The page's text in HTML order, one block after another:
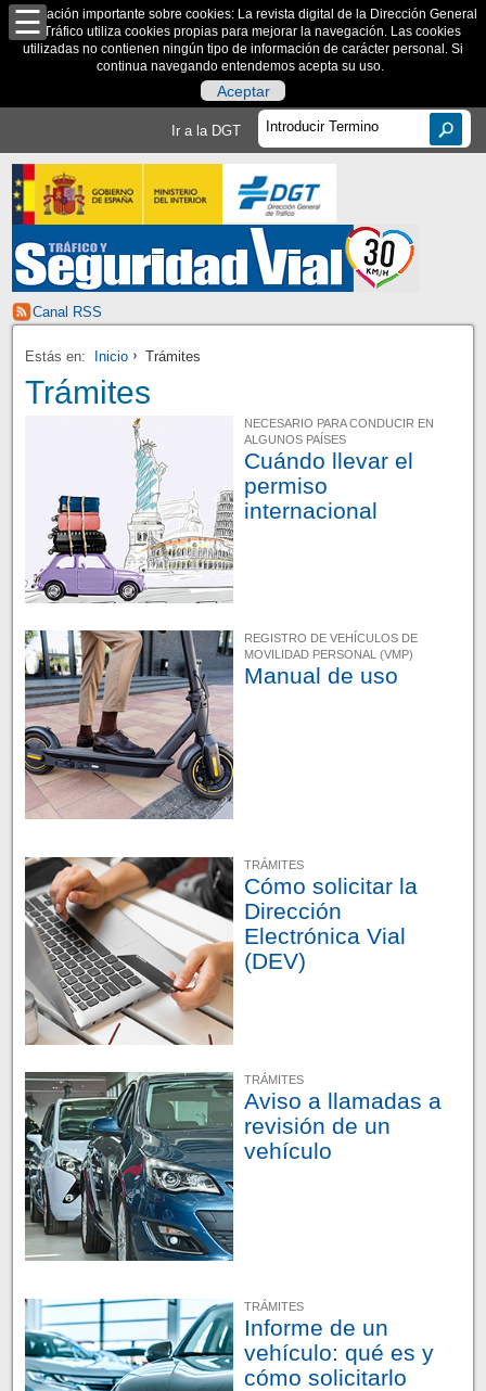
Información importante sobre cookies: La revista digital de la Dirección General
de Tráfico utiliza cookies propias para mejorar la navegación. Las cookies
utilizadas no contienen ningún tipo de información de carácter personal. Si
continua navegando entendemos acepta su uso.
Aceptar
Ir a la DGT
Canal RSS
Estás en: Inicio Trámites
Trámites
NECESARIO PARA CONDUCIR EN
ALGUNOS PAÍSES
Cuándo llevar el
permiso
internacional
REGISTRO DE VEHÍCULOS DE
MOVILIDAD PERSONAL (VMP)
Manual de uso
TRÁMITES
Cómo solicitar la
Dirección
Electrónica Vial
(DEV)
TRÁMITES
Aviso a llamadas a
revisión de un
vehículo
TRÁMITES
Informe de un
vehículo: qué es y
cómo solicitarlo